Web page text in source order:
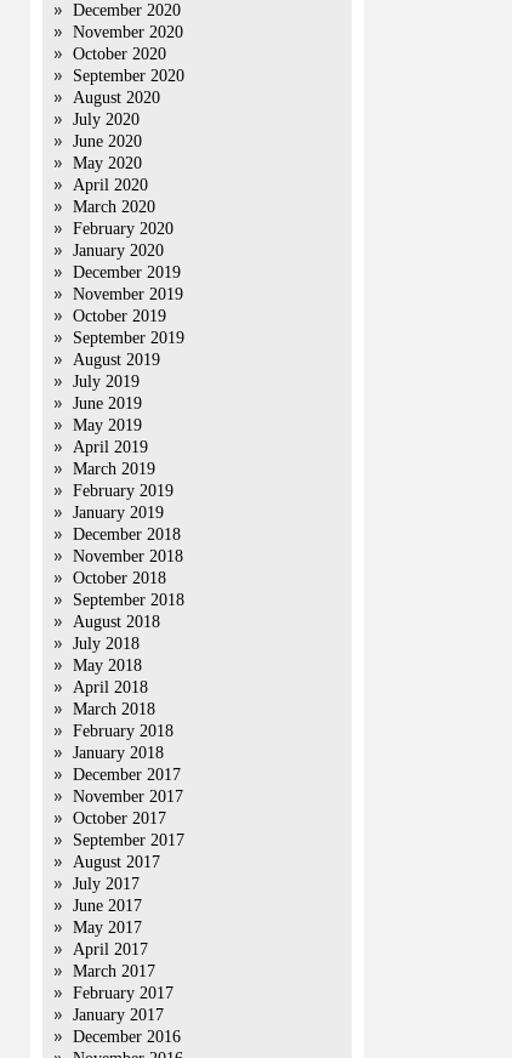
December 2020
November 2020
October 2020
September 2020
August 2020
July 2020
June 2020
May 2020
April 2020
March 2020
February 2020
January 2020
December 2019
November 2019
October 2019
September 2019
August 2019
July 2019
June 2019
May 2019
April 2019
March 2019
February 2019
January 2019
December 2018
November 2018
October 2018
September 2018
August 2018
July 2018
May 2018
April 2018
March 2018
February 2018
January 2018
December 2017
November 2017
October 2017
September 2017
August 2017
July 2017
June 2017
May 2017
April 2017
March 2017
February 2017
January 2017
December 2016